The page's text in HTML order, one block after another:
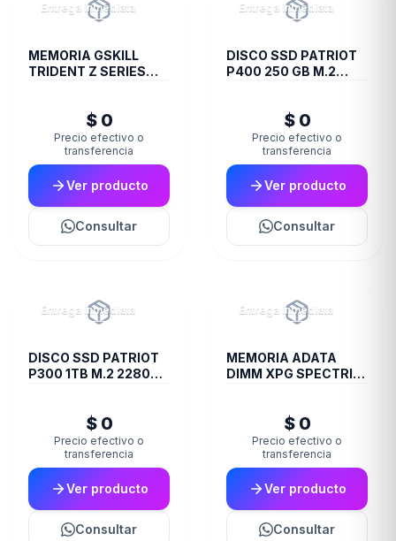
Entrega inmediata
MEMORIA GSKILL
TRIDENT Z SERIES
$ 0
Precio efectivo o
transferencia
Ver producto
Consultar
Entrega inmediata
DISCO SSD PATRIOT
P400 250 GB M.2
$ 0
Precio efectivo o
transferencia
Ver producto
Consultar
Entrega inmediata
DISCO SSD PATRIOT
P300 1TB M.2 2280
$ 0
Precio efectivo o
transferencia
Ver producto
Consultar
Entrega inmediata
MEMORIA ADATA
DIMM XPG SPECTRIX
$ 0
Precio efectivo o
transferencia
Ver producto
Consultar